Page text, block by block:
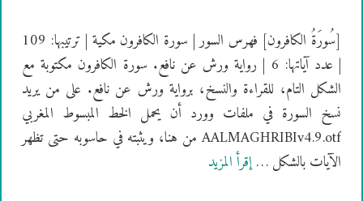
[سُورَةُ الكافرون] فهرس السور | سورة الكافرون مكية | ترتيبها: 109
| عدد آياتها: 6 | رواية ورش عن نافع. سورة الكافرون مكتوبة مع
الشكل التام، للقراءة والنسخ، برواية ورش عن نافع. على من يريد
نسخ السورة في ملفات وورد أن يحمل الخط المبسوط المغربي
AALMAGHRIBIv4.9.otf من هنا، ويثبته في حاسوبه حتى تظهر
الآيات بالشكل …إقرأ المزيد